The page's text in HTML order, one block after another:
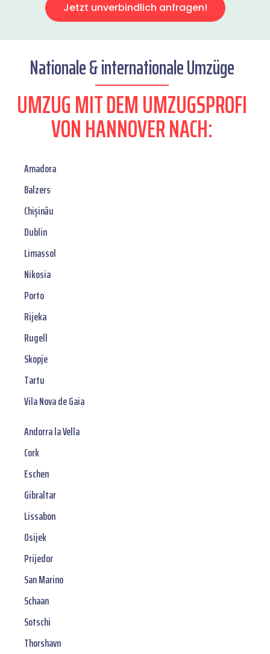
Jetzt unverbindlich anfragen!
Nationale & internationale Umzüge
UMZUG MIT DEM UMZUGSPROFI
VON HANNOVER NACH:
Amadora
Balzers
Chișinău
Dublin
Limassol
Nikosia
Porto
Rijeka
Rugell
Skopje
Tartu
Vila Nova de Gaia
Andorra la Vella
Cork
Eschen
Gibraltar
Lissabon
Osijek
Prijedor
San Marino
Schaan
Sotschi
Thorshavn